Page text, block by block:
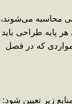
محاسبه می‌شوند،
پایه طراحی باید
که در فصل
زیر تعیین شود: